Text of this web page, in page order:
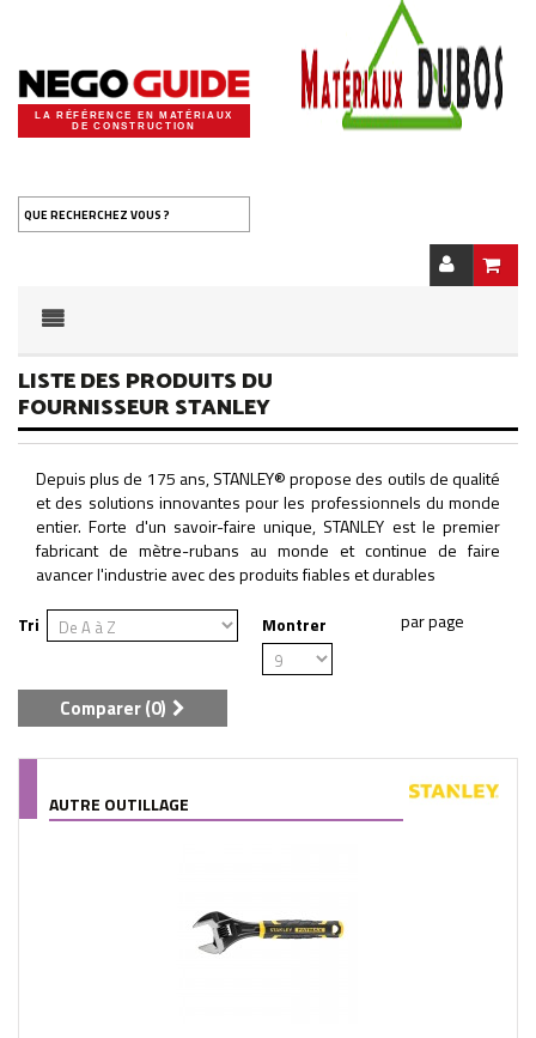
LA RÉFÉRENCE EN MATÉRIAUX
DE CONSTRUCTION
QUE RECHERCHEZ VOUS ?
LISTE DES PRODUITS DU
FOURNISSEUR STANLEY
Depuis plus de 175 ans, STANLEY® propose des outils de qualité
et des solutions innovantes pour les professionnels du monde
entier. Forte d'un savoir-faire unique, STANLEY est le premier
fabricant de mètre-rubans au monde et continue de faire
avancer l'industrie avec des produits fiables et durables
Tri
Montrer
Comparer (0)
AUTRE OUTILLAGE